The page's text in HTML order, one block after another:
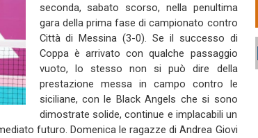
seconda, sabato scorso, nella penultima
gara della prima fase di campionato contro
Città di Messina (3-0). Se il successo di
Coppa è arrivato con qualche passaggio
vuoto, lo stesso non si può dire della
prestazione messa in campo contro le
siciliane, con le Black Angels che si sono
dimostrate solide, continue e implacabili un
futuro. Domenica le ragazze di Andrea Giovi